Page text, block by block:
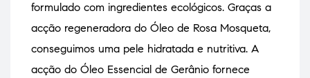
formulado com ingredientes ecológicos. Graças a
acção regeneradora do Óleo de Rosa Mosqueta,
conseguimos uma pele hidratada e nutritiva. A
acção do Óleo Essencial de Gerânio fornece